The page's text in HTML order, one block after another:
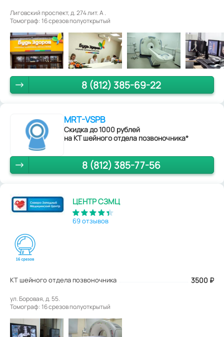
Лиговский проспект, д. 274 лит. А .
Томограф: 16 срезов полуоткрытый
8 (812) 385-69-22
MRT-VSPB
Скидка до 1000 рублей
на КТ шейного отдела позвоночника*
8 (812) 385-77-56
ЦЕНТР СЗМЦ
69 отзывов
КТ шейного отдела позвоночника 3500 ₽
ул. Боровая, д. 55.
Томограф: 16 срезов полуоткрытый